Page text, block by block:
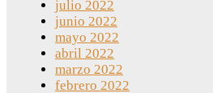
julio 2022
junio 2022
mayo 2022
abril 2022
marzo 2022
febrero 2022